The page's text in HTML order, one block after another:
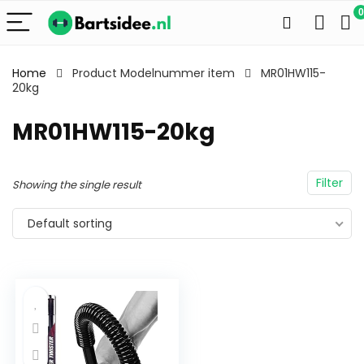
0
Home Product Modelnummer item
MR01HW115-
20kg
MR01HW115-20kg
Filter
Showing the single result
Default sorting